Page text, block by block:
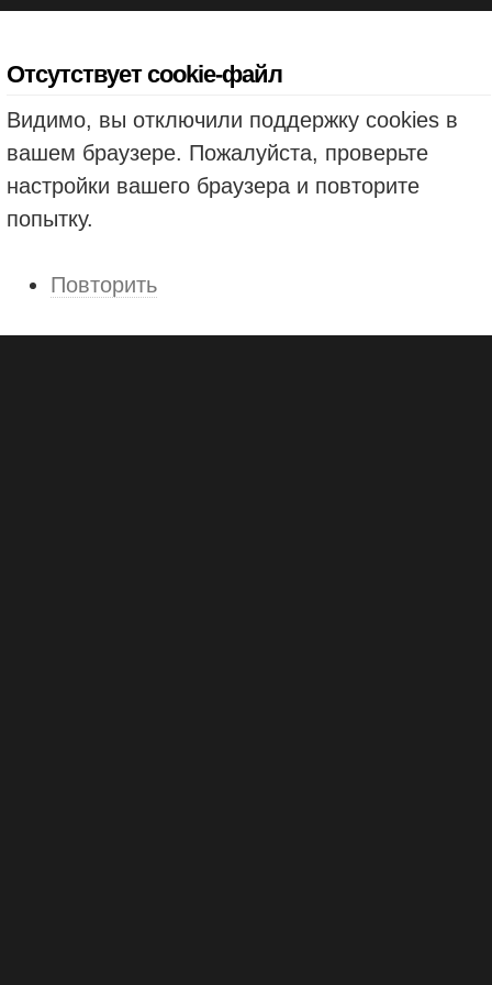
Отсутствует cookie-файл
Видимо, вы отключили поддержку cookies в
вашем браузере. Пожалуйста, проверьте
настройки вашего браузера и повторите
попытку.
Повторить